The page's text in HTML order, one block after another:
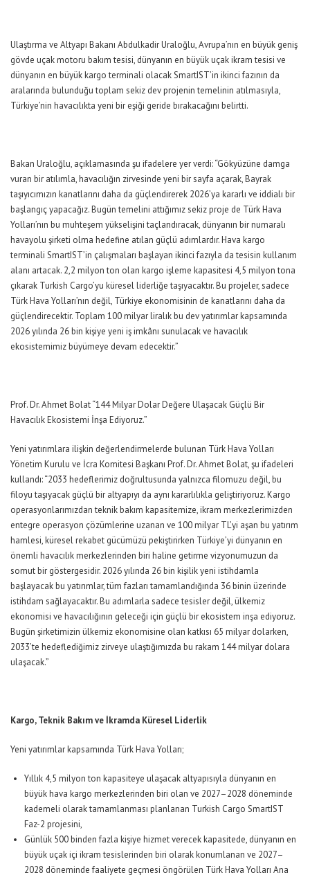
Ulaştırma ve Altyapı Bakanı Abdulkadir Uraloğlu, Avrupa’nın en büyük geniş
gövde uçak motoru bakım tesisi, dünyanın en büyük uçak ikram tesisi ve
dünyanın en büyük kargo terminali olacak SmartIST’in ikinci fazının da
aralarında bulunduğu toplam sekiz dev projenin temelinin atılmasıyla,
Türkiye’nin havacılıkta yeni bir eşiği geride bırakacağını belirtti.
Bakan Uraloğlu, açıklamasında şu ifadelere yer verdi:“Gökyüzüne damga
vuran bir atılımla, havacılığın zirvesinde yeni bir sayfa açarak, Bayrak
taşıyıcımızın kanatlarını daha da güçlendirerek 2026’ya kararlı ve iddialı bir
başlangıç yapacağız. Bugün temelini attığımız sekiz proje de Türk Hava
Yolları’nın bu muhteşem yükselişini taçlandıracak, dünyanın bir numaralı
havayolu şirketi olma hedefine atılan güçlü adımlardır. Hava kargo
terminali SmartIST’in çalışmaları başlayan ikinci fazıyla da tesisin kullanım
alanı artacak. 2,2 milyon ton olan kargo işleme kapasitesi 4,5 milyon tona
çıkarak Turkish Cargo’yu küresel liderliğe taşıyacaktır. Bu projeler, sadece
Türk Hava Yolları’nın değil, Türkiye ekonomisinin de kanatlarını daha da
güçlendirecektir. Toplam 100 milyar liralık bu dev yatırımlar kapsamında
2026 yılında 26 bin kişiye yeni iş imkânı sunulacak ve havacılık
ekosistemimiz büyümeye devam edecektir.”
Prof. Dr. Ahmet Bolat “144 Milyar Dolar Değere Ulaşacak Güçlü Bir
Havacılık Ekosistemi İnşa Ediyoruz.”
Yeni yatırımlara ilişkin değerlendirmelerde bulunan Türk Hava Yolları
Yönetim Kurulu ve İcra Komitesi Başkanı Prof. Dr. Ahmet Bolat, şu ifadeleri
kullandı:“2033 hedeflerimiz doğrultusunda yalnızca filomuzu değil, bu
filoyu taşıyacak güçlü bir altyapıyı da aynı kararlılıkla geliştiriyoruz. Kargo
operasyonlarımızdan teknik bakım kapasitemize, ikram merkezlerimizden
entegre operasyon çözümlerine uzanan ve 100 milyar TL’yi aşan bu yatırım
hamlesi, küresel rekabet gücümüzü pekiştirirken Türkiye’yi dünyanın en
önemli havacılık merkezlerinden biri haline getirme vizyonumuzun da
somut bir göstergesidir. 2026 yılında 26 bin kişilik yeni istihdamla
başlayacak bu yatırımlar, tüm fazları tamamlandığında 36 binin üzerinde
istihdam sağlayacaktır. Bu adımlarla sadece tesisler değil, ülkemiz
ekonomisi ve havacılığının geleceği için güçlü bir ekosistem inşa ediyoruz.
Bugün şirketimizin ülkemiz ekonomisine olan katkısı 65 milyar dolarken,
2033’te hedeflediğimiz zirveye ulaştığımızda bu rakam 144 milyar dolara
ulaşacak.”
Kargo, Teknik Bakım ve İkramda Küresel Liderlik
Yeni yatırımlar kapsamında Türk Hava Yolları;
Yıllık 4,5 milyon ton kapasiteye ulaşacak altyapısıyla dünyanın en
büyük hava kargo merkezlerinden biri olan ve 2027–2028 döneminde
kademeli olarak tamamlanması planlanan Turkish Cargo SmartIST
Faz-2 projesini,
Günlük 500 binden fazla kişiye hizmet verecek kapasitede, dünyanın en
büyük uçak içi ikram tesislerinden biri olarak konumlanan ve 2027–
2028 döneminde faaliyete geçmesi öngörülen Türk Hava Yolları Ana